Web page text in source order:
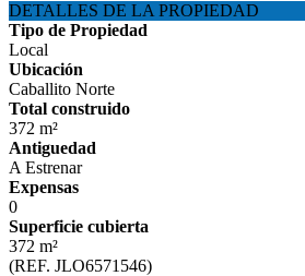
DETALLES DE LA PROPIEDAD
Tipo de Propiedad
Local
Ubicación
Caballito Norte
Total construido
372 m²
Antiguedad
A Estrenar
Expensas
0
Superficie cubierta
372 m²
(REF. JLO6571546)